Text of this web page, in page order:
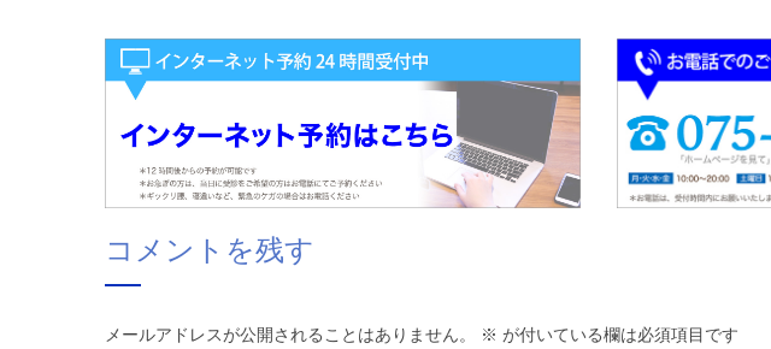
コメントを残す
メールアドレスが公開されることはありません。 ※ が付いている欄は必須項目です